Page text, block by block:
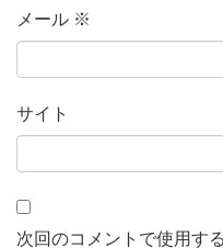
メール ※
サイト
次回のコメントで使用す